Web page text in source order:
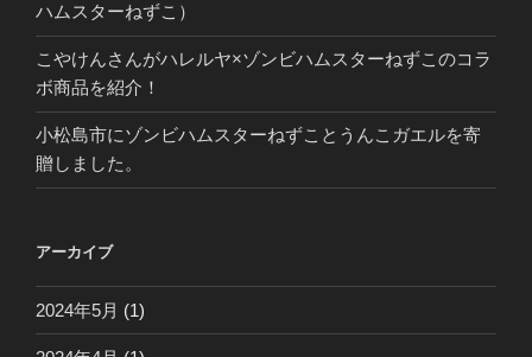
ハムスターねずこ）
こやけんさんがハレルヤ×ゾンビハムスターねずこのコラ
ボ商品を紹介！
小松島市にゾンビハムスターねずことうんこガエルを寄
贈しました。
アーカイブ
2024年5月 (1)